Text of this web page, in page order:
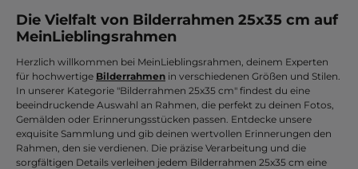
Die Vielfalt von Bilderrahmen 25x35 cm auf
MeinLieblingsrahmen
Herzlich willkommen bei MeinLieblingsrahmen, deinem Experten
für hochwertige Bilderrahmen in verschiedenen Größen und Stilen.
In unserer Kategorie "Bilderrahmen 25x35 cm" findest du eine
beeindruckende Auswahl an Rahmen, die perfekt zu deinen Fotos,
Gemälden oder Erinnerungsstücken passen. Entdecke unsere
exquisite Sammlung und gib deinen wertvollen Erinnerungen den
Rahmen, den sie verdienen. Die präzise Verarbeitung und die
sorgfältigen Details verleihen jedem Bilderrahmen 25x35 cm eine